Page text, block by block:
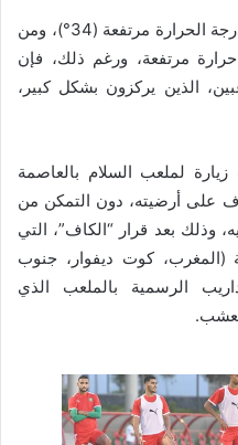
وفيما يخص الأجواء في مصر، فإن درجة الحرارة مرتفعة (34°)، ومن
مرتفعة، ورغم ذلك، فإن
الذين يركزون بشكل كبير،
لملعب السلام بالعاصمة
على أرضيته، دون التمكن من
وذلك بعد قرار “الكاف”، التي
(المغرب، كوت ديفوار، جنوب
الرسمية بالملعب الذي